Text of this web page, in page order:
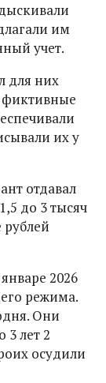
им
учет.
для них
их у
отдавал
до 3 тысяч
2026
режима.
Они
3 лет 2
осудили